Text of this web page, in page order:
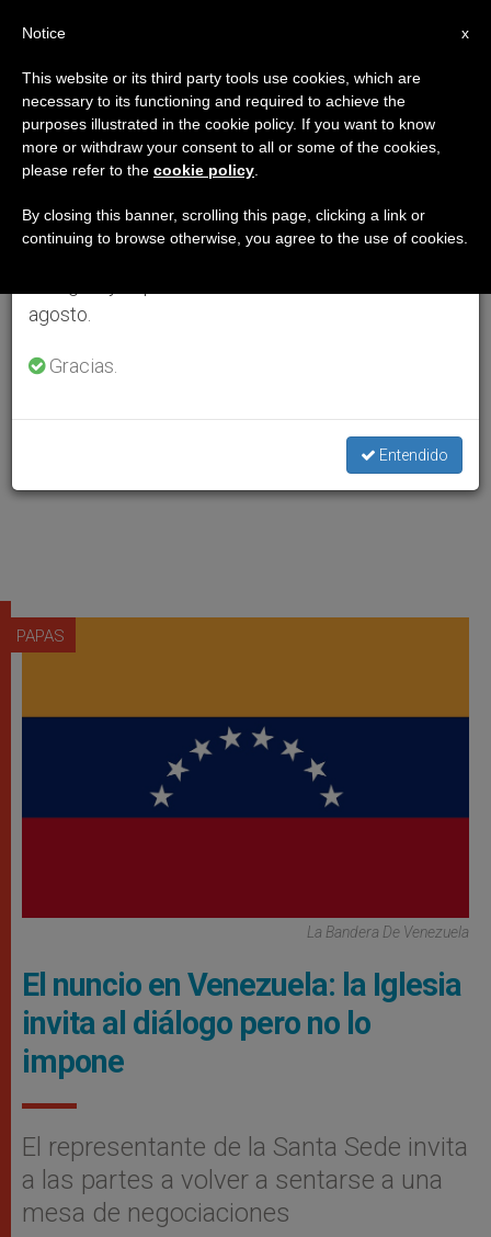
PAPAS
La Bandera De Venezuela
El nuncio en Venezuela: la Iglesia
invita al diálogo pero no lo
impone
El representante de la Santa Sede invita
a las partes a volver a sentarse a una
mesa de negociaciones
×
Aviso importante
Del 27 de julio al 7 de agosto haremos la pausa
anual, aprovechando que en el periodo de verano
se generan menos informaciones y también el
agosto.
Gracias.
Entendido
x
Notice
This website or its third party tools use cookies, which are
necessary to its functioning and required to achieve the
purposes illustrated in the cookie policy. If you want to know
more or withdraw your consent to all or some of the cookies,
please refer to the cookie policy
By closing this banner, scrolling this page, clicking a link or
continuing to browse otherwise, you agree to the use of cookies.